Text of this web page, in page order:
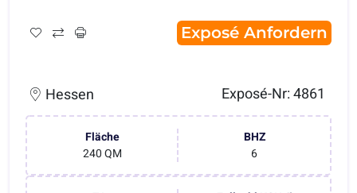
Exposé Anfordern
Hessen Exposé-Nr: 4861
Fläche
240 QM
BHZ
6